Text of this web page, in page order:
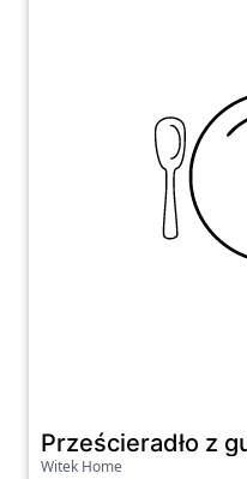
Prześcieradło z
Witek Home